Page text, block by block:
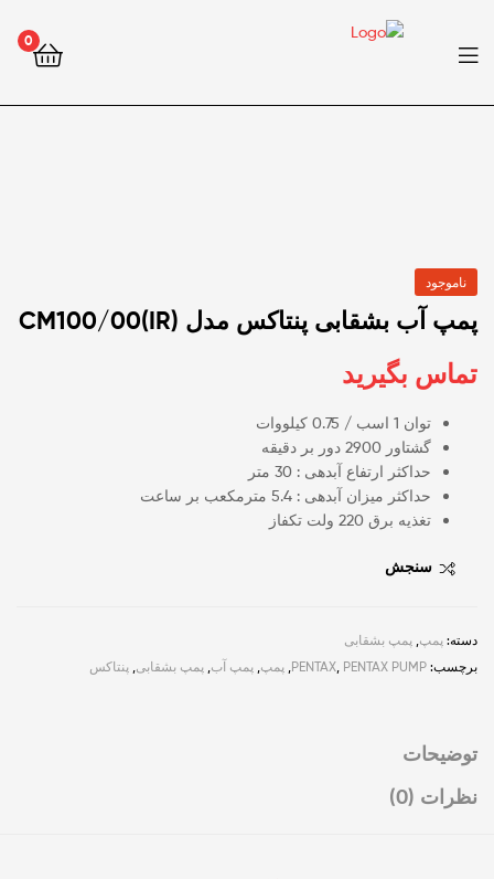
0
ناموجود
پمپ آب بشقابی پنتاکس مدل (IR)CM100/00
تماس بگیرید
توان 1 اسب / 0.75 کیلووات
گشتاور 2900 دور بر دقیقه
حداکثر ارتفاع آبدهی : 30 متر
حداکثر میزان آبدهی : 5.4 مترمکعب بر ساعت
تغذیه برق 220 ولت تکفاز
سنجش
دسته: پمپ پمپ بشقابی
برچسب:
PENTAX PENTAX PUMP پمپ پمپ آب پمپ بشقابی پنتاکس
توضیحات
نظرات (0)